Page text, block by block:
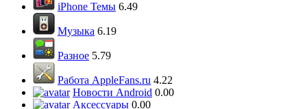
iPhone Темы 6.49
Музыка 6.19
Разное 5.79
Работа AppleFans.ru 4.22
Новости Android 0.00
Аксессуары 0.00